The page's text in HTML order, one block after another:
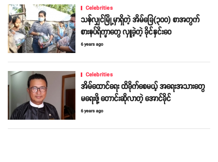
Celebrities
သန်လျှင်မြို့မှာရှိတဲ့ အိမ်ခြေ(၃၀၀) စာအတွက်
စားနပ်ရိက္ခာတွေ လှူခဲ့တဲ့ ခိုင်နှင်းဝေ
6 years ago
Celebrities
အိမ်ထောင်ရေး ထိခိုက်စေမယ့် အရေးအသားတွေ
မရေးဖို့ တောင်းဆိုလာတဲ့ အောင်ခိုင်
6 years ago